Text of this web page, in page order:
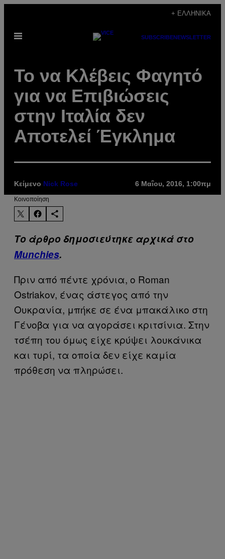
περιεχόμενο
+ ΕΛΛΗΝΙΚΆ
Ανοίξτε
SUBSCRIBENEWSLETTER
Το να Κλέβεις Φαγητό
για να Επιβιώσεις
στην Ιταλία δεν
Αποτελεί Έγκλημα
Κείμενο Nick Rose 6 Μαΐου, 2016, 1:00πμ
Kοινοποίηση
Το άρθρο δημοσιεύτηκε αρχικά στο
Munchies.
Πριν από πέντε χρόνια, ο Roman
Ostriakov, ένας άστεγος από την
Ουκρανία, μπήκε σε ένα μπακάλικο στη
Γένοβα για να αγοράσει κριτσίνια. Στην
τσέπη του όμως είχε κρύψει λουκάνικα
και τυρί, τα οποία δεν είχε καμία
πρόθεση να πληρώσει.